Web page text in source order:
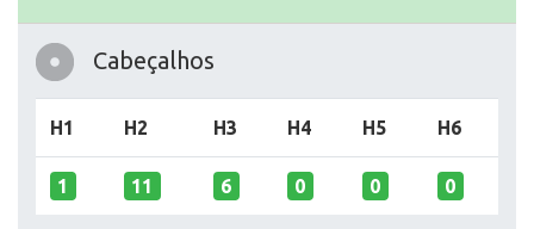
Cabeçalhos
H1 H2 H3 H4 H5 H6
1 11 6 0 0 0